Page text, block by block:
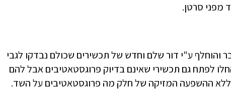
מפני סרטן.
והוחלף ע"י דור שלם וחדש של תכשירים שכולם נבדקו לגבי
לפתח גם תכשירי שאינם בדיוק פרוגסטאטיבים אבל להם
ללא ההשפעה המזיקה של חלק מה פרוגסטאטיבים על השד.